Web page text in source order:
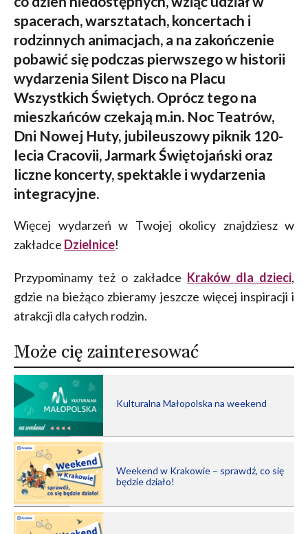
spacerach, warsztatach, koncertach i
rodzinnych animacjach, a na zakończenie
pobawić się podczas pierwszego w historii
wydarzenia Silent Disco na Placu
Wszystkich Świętych. Oprócz tego na
mieszkańców czekają m.in. Noc Teatrów,
Dni Nowej Huty, jubileuszowy piknik 120-
lecia Cracovii, Jarmark Świętojański oraz
liczne koncerty, spektakle i wydarzenia
integracyjne.
Więcej wydarzeń w Twojej okolicy znajdziesz w
zakładce Dzielnice!
Przypominamy też o zakładce Kraków dla dzieci,
gdzie na bieżąco zbieramy jeszcze więcej inspiracji i
atrakcji dla całych rodzin.
Może cię zainteresować
Kulturalna Małopolska na weekend
Weekend w Krakowie – sprawdź, co się
będzie działo!